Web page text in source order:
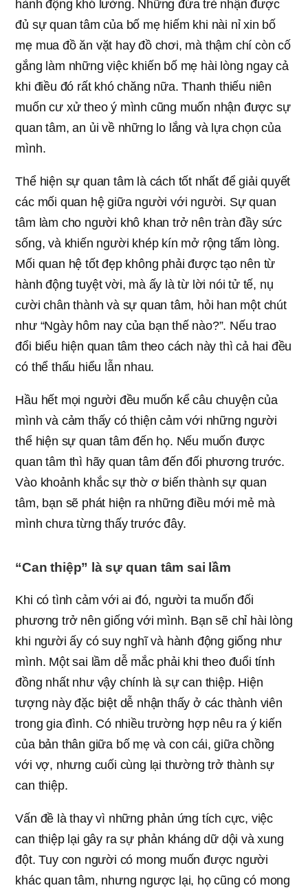
hành động khó lường. Những đứa trẻ nhận được
đủ sự quan tâm của bố mẹ hiếm khi nài nỉ xin bố
mẹ mua đồ ăn vặt hay đồ chơi, mà thậm chí còn cố
gắng làm những việc khiến bố mẹ hài lòng ngay cả
khi điều đó rất khó chăng nữa. Thanh thiếu niên
muốn cư xử theo ý mình cũng muốn nhận được sự
quan tâm, an ủi về những lo lắng và lựa chọn của
mình.
Thể hiện sự quan tâm là cách tốt nhất để giải quyết
các mối quan hệ giữa người với người. Sự quan
tâm làm cho người khô khan trở nên tràn đầy sức
sống, và khiến người khép kín mở rộng tấm lòng.
Mối quan hệ tốt đẹp không phải được tạo nên từ
hành động tuyệt vời, mà ấy là từ lời nói tử tế, nụ
cười chân thành và sự quan tâm, hỏi han một chút
như “Ngày hôm nay của bạn thế nào?”. Nếu trao
đổi biểu hiện quan tâm theo cách này thì cả hai đều
có thể thấu hiểu lẫn nhau.
Hầu hết mọi người đều muốn kể câu chuyện của
mình và cảm thấy có thiện cảm với những người
thể hiện sự quan tâm đến họ. Nếu muốn được
quan tâm thì hãy quan tâm đến đối phương trước.
Vào khoảnh khắc sự thờ ơ biến thành sự quan
tâm, bạn sẽ phát hiện ra những điều mới mẻ mà
mình chưa từng thấy trước đây.
“Can thiệp” là sự quan tâm sai lầm
Khi có tình cảm với ai đó, người ta muốn đối
phương trở nên giống với mình. Bạn sẽ chỉ hài lòng
khi người ấy có suy nghĩ và hành động giống như
mình. Một sai lầm dễ mắc phải khi theo đuổi tính
đồng nhất như vậy chính là sự can thiệp. Hiện
tượng này đặc biệt dễ nhận thấy ở các thành viên
trong gia đình. Có nhiều trường hợp nêu ra ý kiến
của bản thân giữa bố mẹ và con cái, giữa chồng
với vợ, nhưng cuối cùng lại thường trở thành sự
can thiệp.
Vấn đề là thay vì những phản ứng tích cực, việc
can thiệp lại gây ra sự phản kháng dữ dội và xung
đột. Tuy con người có mong muốn được người
khác quan tâm, nhưng ngược lại, họ cũng có mong